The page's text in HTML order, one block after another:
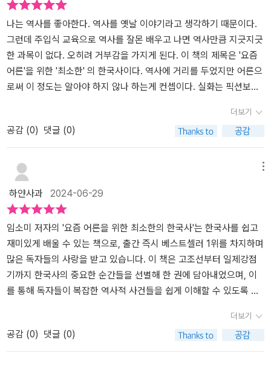
배워도 배워도 끝이 없고 그 안에, 그 뒤에 숨겨진 배경까지 알아야 한
다고 생각하거든요. 그저 역사의 사실만을 확인하는 작업이 아니라
그러한 역사를 통해서 우리는 무엇을 배우고 또 무엇을 깨달아야 하
는지 책을 읽으면서, 역사를 배우면서 생각해 봐야할 부분이 아닌가
싶습니다. 한반도에서 벌어진 무수한 사건들 속에서 우리의 뿌리를
알아가고 또 정체성을 알아가는데요.​​​요즘 어른을 위한 최소한의 한국
을 알 수 있게 해주고요. 고조선에서부터 다뤄지며 한반도 최후의 군
주국인 대한제국과 한반도 무대 위에서 벌어진 수많은 이야기의 핵심
장면을 파악하다 보면 전체적으로 한국사를 알 수 있고요. 주요 사건
을 이해할 수 있게 되지 않을까 싶습니다.​​​비단 학습을 위해서만이 아
니라 교양 상식으로 역사 지식들을 배워두면 도움이 되기 때문에 부
담없이 누구나 쉽게 읽을 수 있는 책이었고요. 복잡한 역사적인 사실
들을 쉽게 풀어 알려주고 있기 때문에 한국사에 접근하는 문턱이 낮
아 쉽게 그 문을 열고 들어설 수 있지 않을까 생각이 듭니다. 인물과
사건, 그리고 역사의 흐름들이 생동감이 있게 다가오고요.​​​저자의 역
사 이야기를 따라가다 보면 어느새 독자들도 역사의 현장 속으로 빨
려 들어가는 느낌이 들더라고요. 한국사에 관심이 있는 모든 연령의
사람들이 재미있게 읽을 수 있는 한국사 책이기 때문에 인문학적 소
로 마스터 할 수 있지 않을까 싶습니다. 재미있고 또 어렵지 않게 읽을
수 있는 한국사 책이 읽고 싶다면 요즘 어른을 위한 최소한의 한국사
를 읽어보시길 추천드립니다!​​​ㅣ출판사로부터 도서를 제공받아 솔직
하는 이야기까지가 정리되어 있는 셈이다. 책의 내용을 살펴보면 이
상의 역사를 이야기 하면서 각종 사료들을 잘 활용하고 있어서 독자
들이 한국사를 이해하는데 많은 도움이 될거라 생각한다. 특히 현재
남아 있는 다양한 문화재들을 사진 이미지로 실고 있는데 이는 기회
가 되어 그 문화재를 직접 보았을 때 이 책을 읽고 난 뒤라면 그 느낌
이 남다르지 않을까 싶었다. - 출판사에서 도서를 제공받아 본인의 주
깔나는 입담과 역사의 흐름을 단박에 머릿속에 그려지게끔 서술한다.
대한민국 국민이라면 우리 역사는 고조선부터 시작된다는 사실을 모
르는 이는 없을 것이다. 이 책 역시 고조선부터 시작하고 있다. 1960
년 이전에는 우리나라의 기원을 밝힌다는 의미에서 '단기(단군기
원)'를 썼다. 단군이 고조선을 세운 때가 서력기원으로 기원전 2333
년이어서 올해를 단기로 표기한다면 '2024+2333=4357' 즉 단기 4
다'는 말이 여기서 나온 것이다. 이미 교과서를 통해 중고등학교 때 배
운 대로다. 오늘날 우리는 한반도 최초의 민주공화국, 대한민국에 살
고 있다. 넓은 시각으로 볼 때 대한민국은 빛나는 성취를 이뤄냈다고
저자는 〈프롤로그〉에서 쓰고 있다. 20세기에 탄생한 신생 국가 중 경
제성장과 민주주의의 눈부신 발전을 동시에 이룩한 몇 안 되는 나라
임을 강조하고 있다. 이는 대한민국이 이젠 어디와 견주어도 당당하
고 내세울 만한 나라가 됐다는 자긍심을 심어주기에 충분하다. 세계
사의 한 측면에서 볼 때 대한민국은 선진국 대열에 들어서는 등 36년
의 식민지 시대와 내전(한국전쟁)을 딛고 불과 반세기만에 '기적'처럼
부활한 나라다. 그러나 한반도 내부에서 볼 때는 여전히 분단이 아픔
과 대치를 그대로 남겨두고 있는 상태다. 이는 가슴 아프고, 발전과 번
영에 큰 걸림돌이기는 분명하다. 그러나 이를 기회로 본다면 앞으로
각해도 될 것이다.한 나라의 번영과 발전에는 반드시 뼈아프고, 심각
한 과거가 있다. 세상의 모든 일은 원인이 있다. 그냥 이루어지는 성취
도 없고, 나쁜 일도 우연히 일어나지 않는다. '양자역학'이라고 하는데
나는 역사를 좋아한다. 역사를 옛날 이야기라고 생각하기 때문이다.
그런데 주입식 교육으로 역사를 잘몬 배우고 나면 역사만큼 지긋지긋
한 과목이 없다. 오히려 거부감을 가지게 된다. 이 책의 제목은 '요즘
어른'을 위한 '최소한' 의 한국사이다. 역사에 거리를 두었지만 어른으
로써 이 정도는 알아야 하지 않나 하는게 컨셉이다. 실화는 픽션보다
은 교훈을 얻을 수 있다. 물론, 그냥 암기만 해왔다면 재미도 없고 감
흥도 못 느낀다. 그러니 역사를 보는 시각을 좀 바뀌보자. 중국은 자기
네 땅에서 있었던 국가를 모두 자기네 나라라고 한다. 그렇다면 가장
넓은 영토를 가졌던 고구려도 중국인가? 광개토대왕은 왜가 신라를
침범하자 신라를 도와주기도 했다. 신라가 삼국통일을 할때 당나라가
나가지 않고 버티자 고구려와 백제유민들도 합세하여 당을 내보낸다.
우리는 모두 한민족이었다. 백제는 일본에 문화를 전수할 만큼 뛰어
난 문화를 가졌었다. 우리 민족문화에 자부심을 가져도 된다 고려는
원나라에 간섭 받은 힘없는 나라라고 생각하는가? 징기즈칸 시절에
원나라에 함락당하지 않고 버틴 나라는 전세계에 몇 없다. 그중 고려
는 바로 근처 나라임에도 점령 당하지 않았다. 그 정도로 나라를 유지
한 것이 얼마나 대단한 일인지 모를 것이다. 그것은 조선도 마찬가지
다른 민족들도 시간이 지나면 한족의 문화에 흡수되었다. 그런데도
조선은 조선만의 문화가 있었고 한글이 있었다. 사대주의를 했었으나
타민족들 처럼 우리 문화는 사라지지 않고 지켰다. 우리나라의 지정
더보기
공감 (0) 댓글 (0)
하얀사과 2024-06-29
임소미 저자의 '요즘 어른을 위한 최소한의 한국사'는 한국사를 쉽고
재미있게 배울 수 있는 책으로, 출간 즉시 베스트셀러 1위를 차지하며
많은 독자들의 사랑을 받고 있습니다. 이 책은 고조선부터 일제강점
기까지 한국사의 중요한 순간들을 선별해 한 권에 담아내었으며, 이
를 통해 독자들이 복잡한 역사적 사건들을 쉽게 이해할 수 있도록 도
스토리텔링으로 풀어낸다는 점입니다. 임소미 저자는 마치 드라마를
보는 듯한 생동감 있는 이야기 전개를 통해 독자들이 역사에 쉽게 몰
입할 수 있도록 합니다. 예를 들어, 고구려의 을파소가 농사짓던 사람
더보기
공감 (0) 댓글 (0)